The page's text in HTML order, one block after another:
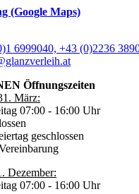
(Google Maps)
6999040, +43 (0)2236
Öffnungszeiten
März:
07:00 - 16:00 Uhr
geschlossen
Dezember:
07:00 - 16:00 Uhr